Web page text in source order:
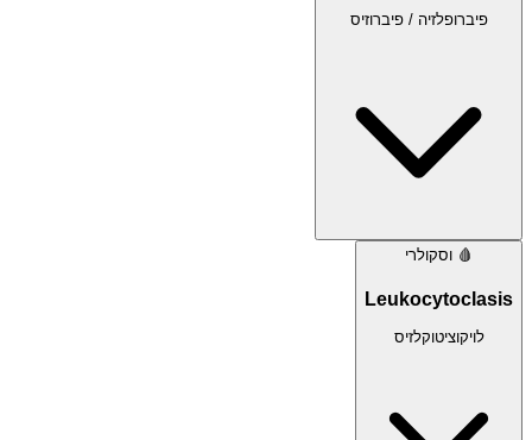
פיברופלזיה / פיברוזיס
🩸 וסקולרי
Leukocytoclasis
לויקוציטוקלזיס